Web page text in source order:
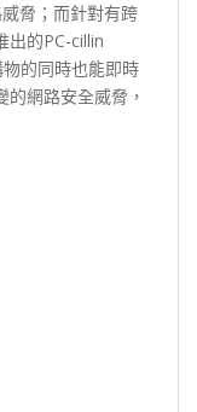
脅；而針對有跨
出的PC-cillin
的同時也能即時
網路安全威脅，